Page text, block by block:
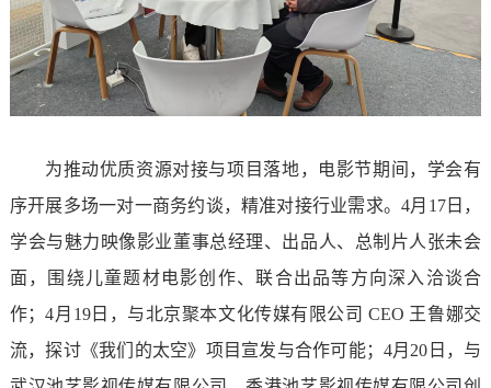
为推动优质资源对接与项目落地，电影节期间，学会有
序开展多场一对一商务约谈，精准对接行业需求。4月17日，
学会与魅力映像影业董事总经理、出品人、总制片人张未会
面，围绕儿童题材电影创作、联合出品等方向深入洽谈合
作；4月19日，与北京聚本文化传媒有限公司 CEO 王鲁娜交
流，探讨《我们的太空》项目宣发与合作可能；4月20日，与